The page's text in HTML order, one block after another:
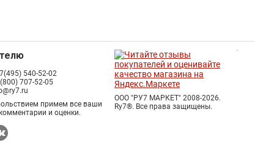
ООО "РУ7 МАРКЕТ" 2008-2026.
Ry7®. Все права защищены.
540-52-02
707-52-05
примем все ваши
и оценки.